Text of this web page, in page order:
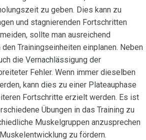
zu geben. Dies kann zu
und stagnierenden Fortschritten
sollte man ausreichend
Trainingseinheiten einplanen. Neben
die Vernachlässigung der
Fehler. Wenn immer dieselben
kann dies zu einer Plateauphase
Fortschritte erzielt werden. Es ist
Übungen in das Training zu
Muskelgruppen anzusprechen
zu fördern.